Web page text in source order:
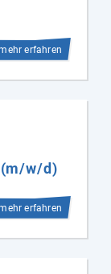
erfahren
w/d)
erfahren